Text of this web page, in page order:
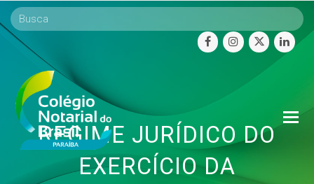
facebookinstagram
twitter
REGIME JURÍDICO DO
EXERCÍCIO DA